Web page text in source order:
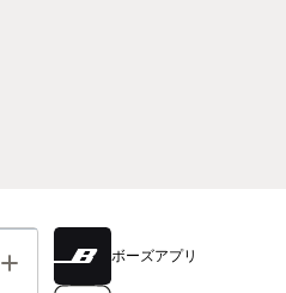
Toggle ボーズアプリ